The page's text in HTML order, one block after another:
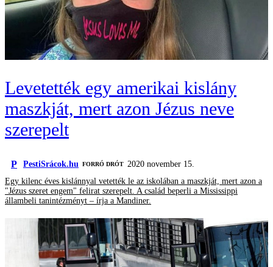
Levetették egy amerikai kislány
maszkját, mert azon Jézus neve
szerepelt
P PestiSrácok.hu FORRÓ DRÓT 2020 november 15.
Egy kilenc éves kislánnyal vetették le az iskolában a maszkját, mert azon a
"Jézus szeret engem" felirat szerepelt. A család beperli a Mississippi
állambeli tanintézményt – írja a Mandiner.